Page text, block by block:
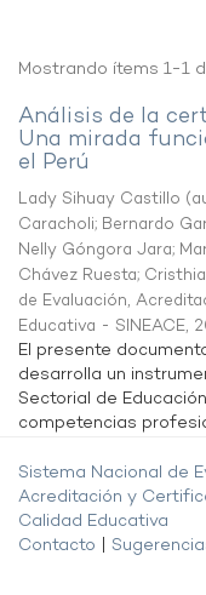
Mostrando ítems 1-1
Análisis de la
Una mirada
el Perú
Lady Sihuay Castillo
Caracholi; Bernardo
Nelly Góngora Jara;
Chávez Ruesta;
de Evaluación,
Educativa - SINEACE,
El presente
desarrolla un
Sectorial de
competencias
Sistema Nacional de
Acreditación y
Calidad Educativa
Contacto